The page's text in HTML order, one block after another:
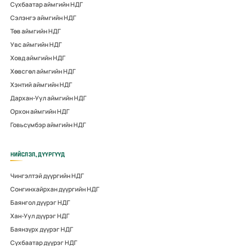
Сүхбаатар аймгийн НДГ
Сэлэнгэ аймгийн НДГ
Төв аймгийн НДГ
Увс аймгийн НДГ
Ховд аймгийн НДГ
Хөвсгөл аймгийн НДГ
Хэнтий аймгийн НДГ
Дархан-Уул аймгийн НДГ
Орхон аймгийн НДГ
Говьсүмбэр аймгийн НДГ
НИЙСЛЭЛ, ДҮҮРГҮҮД
Чингэлтэй дүүргийн НДГ
Сонгинхайрхан дүүргийн НДГ
Баянгол дүүрэг НДГ
Хан-Уул дүүрэг НДГ
Баянзүрх дүүрэг НДГ
Сүхбаатар дүүрэг НДГ